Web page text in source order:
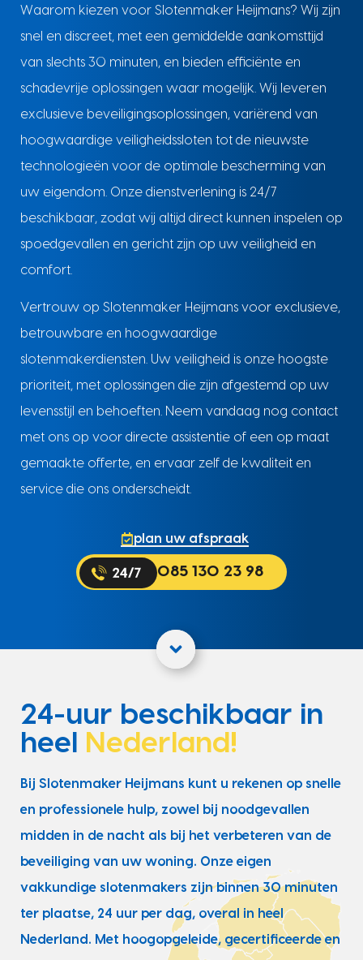
Waarom kiezen voor Slotenmaker Heijmans? Wij zijn
snel en discreet, met een gemiddelde aankomsttijd
van slechts 30 minuten, en bieden efficiënte en
schadevrije oplossingen waar mogelijk. Wij leveren
exclusieve beveiligingsoplossingen, variërend van
hoogwaardige veiligheidssloten tot de nieuwste
technologieën voor de optimale bescherming van
uw eigendom. Onze dienstverlening is 24/7
beschikbaar, zodat wij altijd direct kunnen inspelen op
spoedgevallen en gericht zijn op uw veiligheid en
comfort.
Vertrouw op Slotenmaker Heijmans voor exclusieve,
betrouwbare en hoogwaardige
slotenmakerdiensten. Uw veiligheid is onze hoogste
prioriteit, met oplossingen die zijn afgestemd op uw
levensstijl en behoeften. Neem vandaag nog contact
met ons op voor directe assistentie of een op maat
gemaakte offerte, en ervaar zelf de kwaliteit en
service die ons onderscheidt.
plan uw afspraak
085 130 23 98
24-uur beschikbaar in
heel
Nederland!
Bij Slotenmaker Heijmans kunt u rekenen op snelle
en professionele hulp, zowel bij noodgevallen
midden in de nacht als bij het verbeteren van de
beveiliging van uw woning. Onze eigen
vakkundige slotenmakers zijn binnen 30 minuten
ter plaatse, 24 uur per dag, overal in heel
Nederland. Met hoogopgeleide, gecertificeerde en